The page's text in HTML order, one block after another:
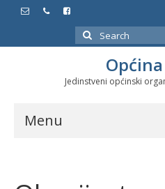
Search
for:
Jedinstveni općinski
Menu